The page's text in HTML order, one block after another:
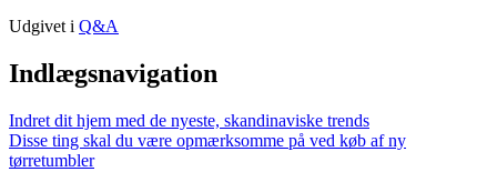
Udgivet i Q&A
Indlægsnavigation
Indret dit hjem med de nyeste, skandinaviske trends
Disse ting skal du være opmærksomme på ved køb af ny
tørretumbler